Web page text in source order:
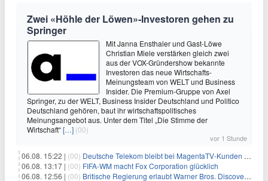
Zwei «Höhle der Löwen»-Investoren gehen zu
Springer
Mit Janna Ensthaler und Gast-Löwe
Christian Miele verstärken gleich zwei
aus der VOX-Gründershow bekannte
Investoren das neue Wirtschafts-
Meinungsteam von WELT und Business
Insider. Die Premium-Gruppe von Axel
Springer, zu der WELT, Business Insider Deutschland und Politico
Deutschland gehören, baut ihr wirtschaftspolitisches
Meinungsangebot aus. Unter dem Titel „Die Stimme der
Wirtschaft“[…] (00)
vor 1 Stunde
06.08. 15:22 | (00) Deutsche Telekom bleibt bei MagentaTV-Kunden vage
06.08. 13:17 | (00) FIFA-WM macht Fox Corporation glücklich
06.08. 12:56 | (00) Britische Regierung erlaubt Warner Bros. Discovery-Übernahme